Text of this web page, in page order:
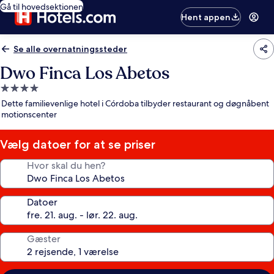
Gå til hovedsektionen
Hent appen
Se alle overnatningssteder
Dwo Finca Los Abetos
4.0-
stjernet
overnatningssted
Dette familievenlige hotel i Córdoba tilbyder restaurant og døgnåbent
motionscenter
Vælg datoer for at se priser
Hvor skal du hen?
Datoer
Gæster